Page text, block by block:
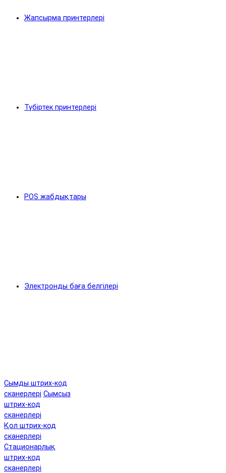
Жапсырма принтерлері
Түбіртек принтерлері
POS жабдықтары
Электронды баға белгілері
Сымды штрих-код
сканерлері Сымсыз
штрих-код
сканерлері
Қол штрих-код
сканерлері
Стационарлық
штрих-код
сканерлері